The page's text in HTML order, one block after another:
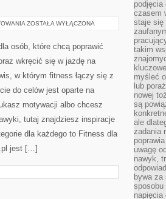
ROWER
ZOSTAŁA WYŁĄCZONA
osób, które chcą poprawić
wkręcić się w jazdę na
w którym fitness łączy się z
do celów jest oparte na
motywacji albo chcesz
tutaj znajdziesz inspiracje
dla każdego to Fitness dla
jest […]
czasem
staje się
takim
myśleć
lub
nowej
są
ale
zadania
uwagę
nawyk,
bywa za
sposobu
napięcia